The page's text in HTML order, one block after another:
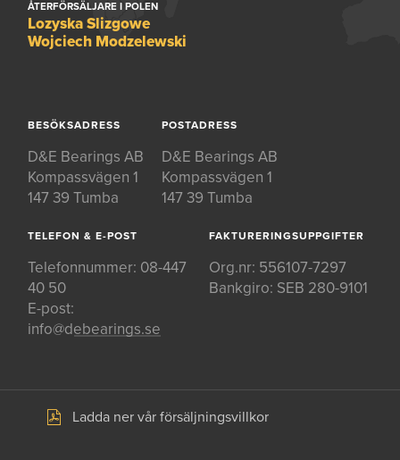
ÅTERFÖRSÄLJARE I POLEN
Lozyska Slizgowe
Wojciech Modzelewski
BESÖKSADRESS
D&E Bearings AB
Kompassvägen 1
147 39 Tumba
POSTADRESS
D&E Bearings AB
Kompassvägen 1
147 39 Tumba
TELEFON & E-POST
Telefonnummer: 08-447
40 50
E-post:
info@debearings.se
FAKTURERINGSUPPGIFTER
Org.nr: 556107-7297
Bankgiro: SEB 280-9101
Ladda ner vår försäljningsvillkor